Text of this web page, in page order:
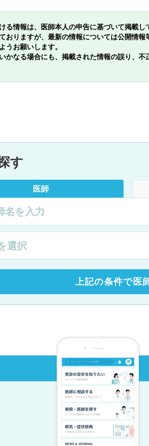
る情報は、医師本人の申告に基づいて掲載
おりますが、最新の情報については公開情
うお願いします。
かなる場合にも、掲載された情報の誤り、
す
医師
上記の条件で医